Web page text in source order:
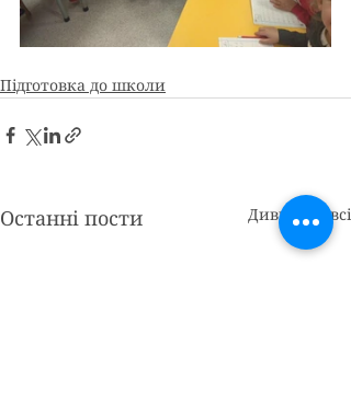
Підготовка до школи
Останні пости Дивитися всі